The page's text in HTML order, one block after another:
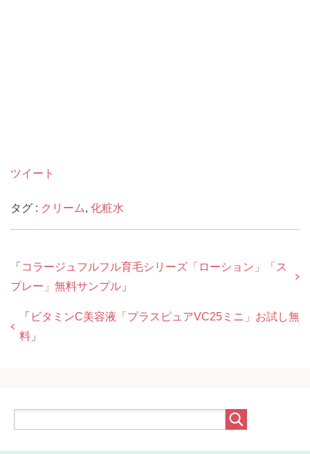
ツイート
タグ : クリーム, 化粧水
「 コラージュフルフル育毛シリーズ「ローション」「ス
プレー」無料サンプル 」
「 ビタミンC美容液「プラスピュアVC25ミニ」お試し無
料 」